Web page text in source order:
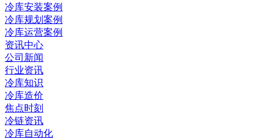
冷库安装案例
冷库规划案例
冷库运营案例
资讯中心
公司新闻
行业资讯
冷库知识
冷库造价
焦点时刻
冷链资讯
冷库自动化